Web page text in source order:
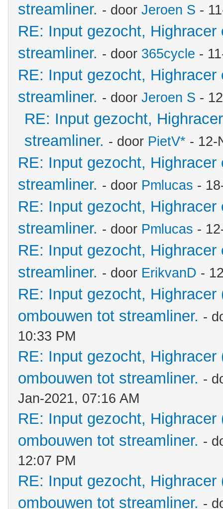
streamliner. - door Jeroen S -
RE: Input gezocht, Highracer
streamliner. - door 365cycle -
RE: Input gezocht, Highracer
streamliner. - door Jeroen S -
RE: Input gezocht,
streamliner. - door PietV* - 12-
RE: Input gezocht, Highracer
streamliner. - door Pmlucas -
RE: Input gezocht, Highracer
streamliner. - door Pmlucas -
RE: Input gezocht, Highracer
streamliner. - door ErikvanD -
RE: Input gezocht,
ombouwen tot streamliner. -
10:33 PM
RE: Input gezocht,
ombouwen tot streamliner. -
Jan-2021, 07:16 AM
RE: Input gezocht,
ombouwen tot streamliner. -
12:07 PM
RE: Input gezocht,
ombouwen tot streamliner. -